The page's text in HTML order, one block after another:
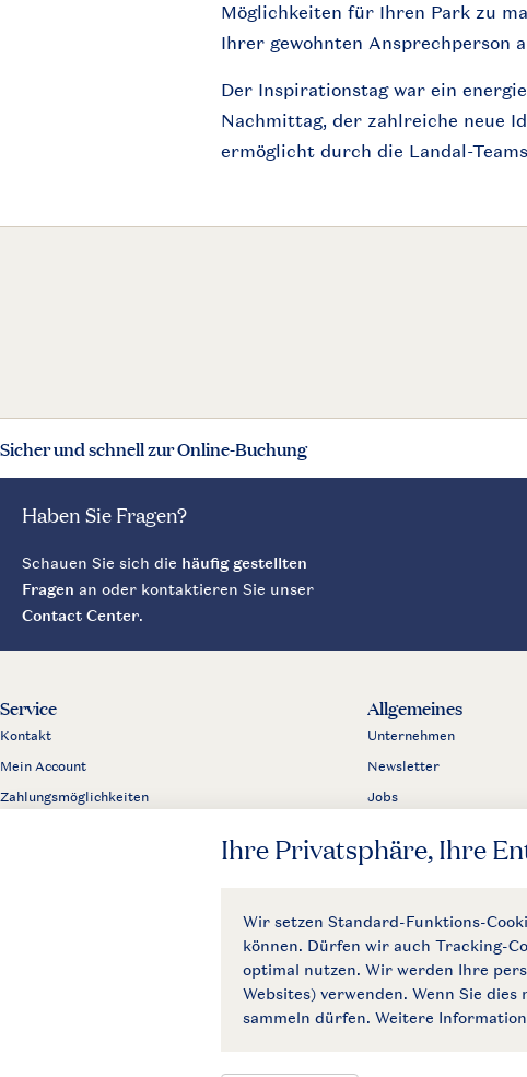
Möglichkeiten für Ihren Park zu
Ihrer gewohnten Ansprechperson
Der Inspirationstagwar ein
Nachmittag, der zahlreiche neue
ermöglicht durch die Landal-Teams
Sicher und schnell zur Online-Buchung
Haben Sie Fragen?
Schauen Sie sich die häufig gestellten
Fragen an oder kontaktieren Sie unser
Contact Center.
Service
Kontakt
Mein Account
Zahlungsmöglichkeiten
Allgemeines
Unternehmen
Newsletter
Jobs
Presse
Allgemeine